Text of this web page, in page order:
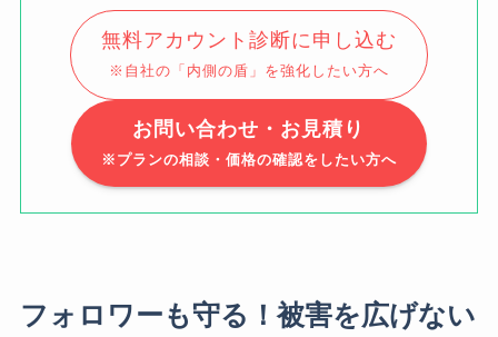
無料アカウント診断に申し込む
※自社の「内側の盾」を強化したい方へ
お問い合わせ・お見積り
※プランの相談・価格の確認をしたい方へ
フォロワーも守る！被害を広げない